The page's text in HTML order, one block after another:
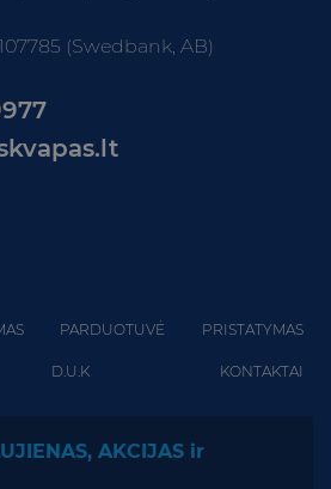
(Swedbank, AB)
PARDUOTUVĖ PRISTATYMAS
D.U.K KONTAKTAI
AKCIJAS ir